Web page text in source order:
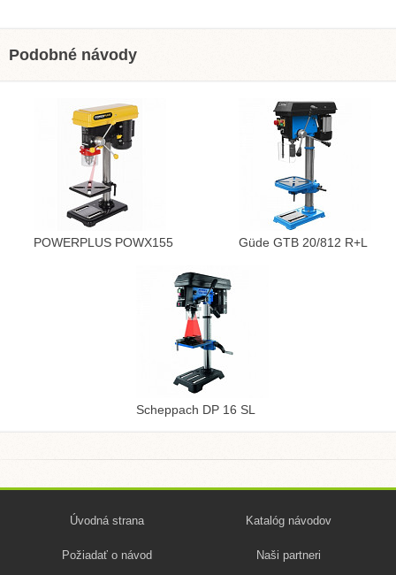
Podobné návody
POWERPLUS POWX155 Güde GTB 20/812 R+L
Scheppach DP 16 SL
Úvodná strana Katalóg návodov
Požiadať o návod Naši partneri